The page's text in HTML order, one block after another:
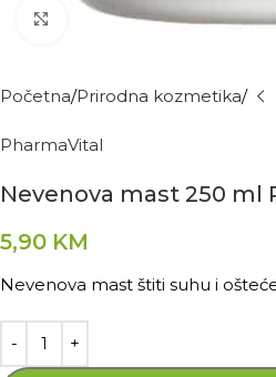
Kliknite za povećanje
Početna Prirodna kozmetika
PharmaVital
Nevenova mast 250 ml
5,90 KM
Nevenova mast štiti suhu i